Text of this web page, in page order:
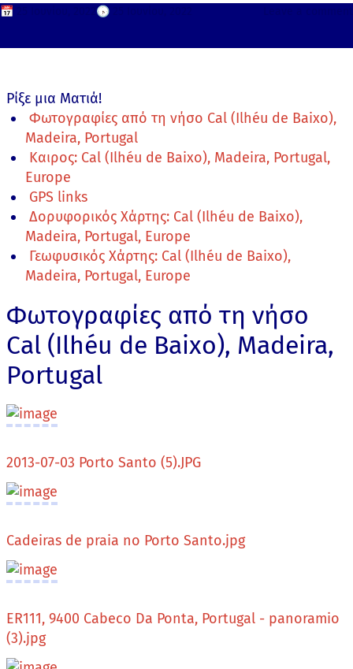
📅 🕟
Ρίξε μια Ματιά!
Φωτογραφίες από τη νήσο Cal (Ilhéu de Baixo),
Madeira, Portugal
Καιρος: Cal (Ilhéu de Baixo), Madeira, Portugal,
Europe
GPS links
Δορυφορικός Χάρτης: Cal (Ilhéu de Baixo),
Madeira, Portugal, Europe
Γεωφυσικός Χάρτης: Cal (Ilhéu de Baixo),
Madeira, Portugal, Europe
Φωτογραφίες από τη νήσο
Cal (Ilhéu de Baixo), Madeira,
Portugal
2013-07-03 Porto Santo (5).JPG
Cadeiras de praia no Porto Santo.jpg
ER111, 9400 Cabeco Da Ponta, Portugal - panoramio
(3).jpg